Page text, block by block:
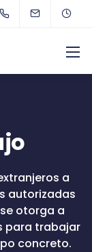
a
autorizadas
otorga a
para trabajar
concreto.